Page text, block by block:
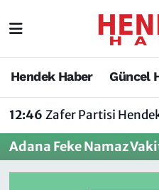
Hendek Haber Güncel
12:46 Zafer Partisi Hendek İlçe Başkanı Yunus
Adana Feke Namaz
Hendek Haber
Spor
Hendek Haber
Sakarya
Sakarya Nöbetçi
Sakarya Trafik
Süper Lig Puan